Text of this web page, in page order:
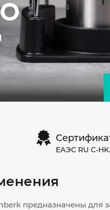
ЕАЭС RU С-
предназначены для